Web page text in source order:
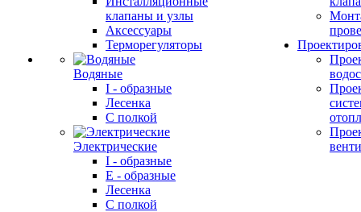
клапаны и узлы
Аксессуары
Терморегуляторы
Водяные
I - образные
Лесенка
С полкой
Электрические
I - образные
E - образные
Лесенка
С полкой